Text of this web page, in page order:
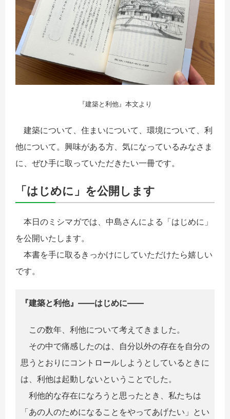
『建築と利他』本文より
建築について、住まいについて、環境について、利
他について。興味がある方、気になっているみなさま
に、ぜひ手に取っていただきたい一冊です。
「はじめに」を公開します
本日のミシマガでは、中島さんによる「はじめに」
を公開いたします。
本書を手に取るきっかけにしていただけたら嬉しい
です。
『建築と利他』――はじめに――
この数年、利他について考えてきました。
その中で痛感したのは、自分以外の存在を自分の
思うとおりにコントロールしようとしているときに
は、利他は起動しないということでした。
利他的な存在になろうと思ったとき、私たちは
「あの人のためになることをやってあげたい」とい